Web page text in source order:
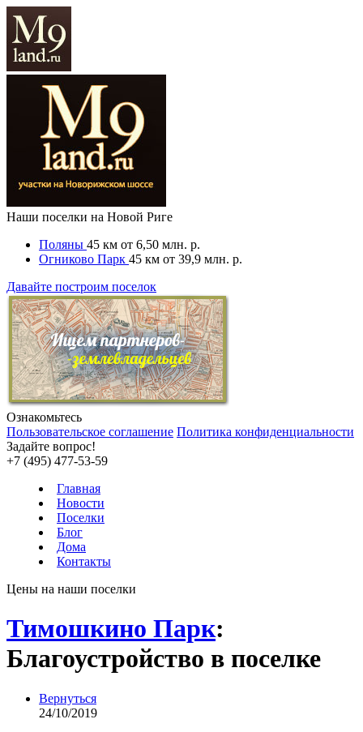
Наши поселки на Новой Риге
Поляны 45 км от 6,50 млн. р.
Огниково Парк 45 км от 39,9 млн. р.
Давайте построим поселок
Ознакомьтесь
Пользовательское соглашение Политика конфиденциальности
Задайте вопрос!
+7 (495) 477-53-59
Главная
Новости
Поселки
Блог
Дома
Контакты
Цены на наши поселки
Тимошкино Парк:
Благоустройство в поселке
Вернуться
24/10/2019